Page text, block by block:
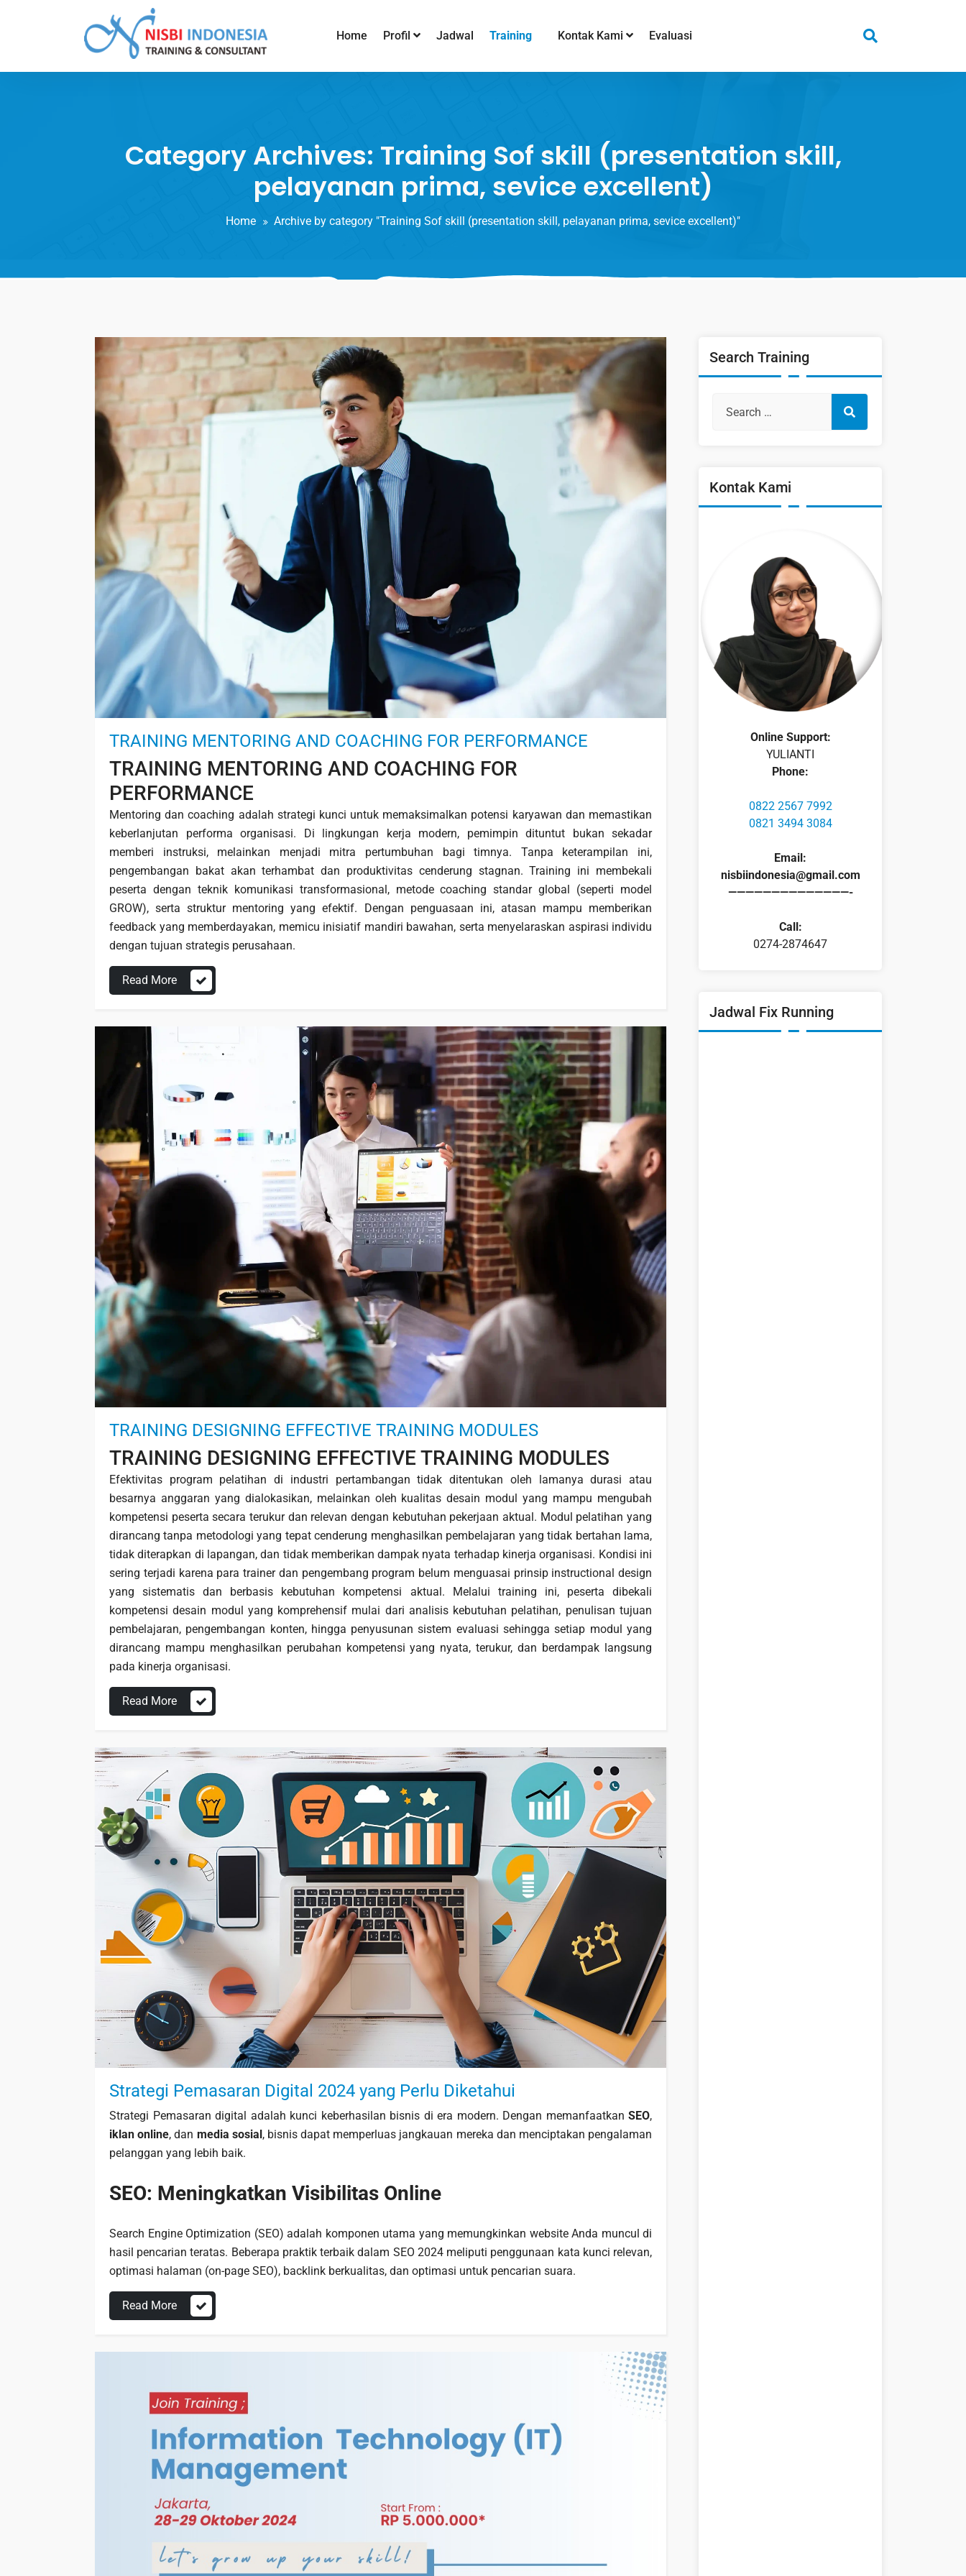
Training Consultant
Home Profil Jadwal
Kontak Kami
Evaluasi
Category Archives: Training Sof skill (presentation skill,
pelayanan prima, sevice excellent)
Home Archive by category "Training Sof skill (presentation skill, pelayanan prima, sevice excellent)"
TRAINING MENTORING AND COACHING FOR PERFORMANCE
TRAINING MENTORING AND COACHING FOR
PERFORMANCE
Mentoring dan coaching adalah strategi kunci untuk memaksimalkan potensi karyawan dan memastikan
keberlanjutan performa organisasi. Di lingkungan kerja modern, pemimpin dituntut bukan sekadar
memberi instruksi, melainkan menjadi mitra pertumbuhan bagi timnya. Tanpa keterampilan ini,
pengembangan bakat akan terhambat dan produktivitas cenderung stagnan. Training ini membekali
peserta dengan teknik komunikasi transformasional, metode coaching standar global (seperti model
GROW), serta struktur mentoring yang efektif. Dengan penguasaan ini, atasan mampu memberikan
feedback yang memberdayakan, memicu inisiatif mandiri bawahan, serta menyelaraskan aspirasi individu
dengan tujuan strategis perusahaan.
Read More
TRAINING DESIGNING EFFECTIVE TRAINING MODULES
TRAINING DESIGNING EFFECTIVE TRAINING MODULES
Efektivitas program pelatihan di industri pertambangan tidak ditentukan oleh lamanya durasi atau
besarnya anggaran yang dialokasikan, melainkan oleh kualitas desain modul yang mampu mengubah
kompetensi peserta secara terukur dan relevan dengan kebutuhan pekerjaan aktual. Modul pelatihan yang
dirancang tanpa metodologi yang tepat cenderung menghasilkan pembelajaran yang tidak bertahan lama,
tidak diterapkan di lapangan, dan tidak memberikan dampak nyata terhadap kinerja organisasi. Kondisi ini
sering terjadi karena para trainer dan pengembang program belum menguasai prinsip instructional design
yang sistematis dan berbasis kebutuhan kompetensi aktual. Melalui training ini, peserta dibekali
kompetensi desain modul yang komprehensif mulai dari analisis kebutuhan pelatihan, penulisan tujuan
pembelajaran, pengembangan konten, hingga penyusunan sistem evaluasi sehingga setiap modul yang
dirancang mampu menghasilkan perubahan kompetensi yang nyata, terukur, dan berdampak langsung
pada kinerja organisasi.
Read More
Strategi Pemasaran Digital 2024 yang Perlu Diketahui
Strategi Pemasaran digital adalah kunci keberhasilan bisnis di era modern. Dengan memanfaatkan SEO,
iklan online, dan media sosial, bisnis dapat memperluas jangkauan mereka dan menciptakan pengalaman
pelanggan yang lebih baik.
SEO: Meningkatkan Visibilitas Online
Search Engine Optimization (SEO) adalah komponen utama yang memungkinkan website Anda muncul di
hasil pencarian teratas. Beberapa praktik terbaik dalam SEO 2024 meliputi penggunaan kata kunci relevan,
optimasi halaman (on-page SEO), backlink berkualitas, dan optimasi untuk pencarian suara.
Read More
Search Training
Kontak Kami
Online Support:
YULIANTI
Phone:
0822 2567 7992
0821 3494 3084
Email:
nisbiindonesia@gmail.com
——————————————-
Call:
0274-2874647
Jadwal Fix Running